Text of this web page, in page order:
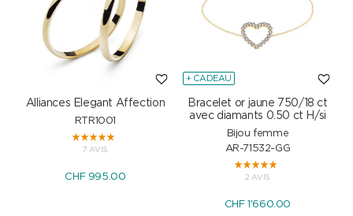
Alliances Elegant Affection
RTR1001
7 AVIS
CHF 995.00
+ CADEAU
Bracelet or jaune 750/18 ct
avec diamants 0.50 ct H/si
Bijou femme
AR-71532-GG
2 AVIS
CHF 1'660.00